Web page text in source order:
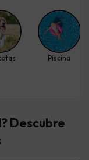
Piscina
Descubre